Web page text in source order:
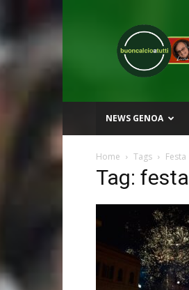
Buon
Calcio
a
Tutti
NEWS GENOA
Home Tags Festa
Tag: festa